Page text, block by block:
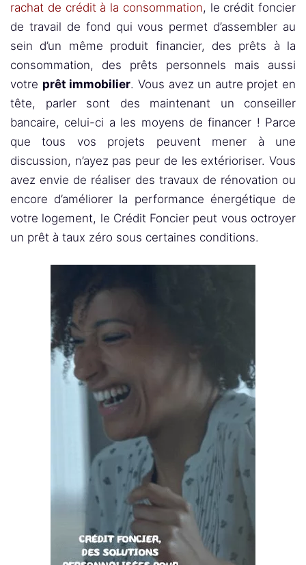
rachat de crédit à la consommation, le crédit foncier
de travail de fond qui vous permet d’assembler au
sein d’un même produit financier, des prêts à la
consommation, des prêts personnels mais aussi
votre prêt immobilier. Vous avez un autre projet en
tête, parler sont des maintenant un conseiller
bancaire, celui-ci a les moyens de financer ! Parce
que tous vos projets peuvent mener à une
discussion, n’ayez pas peur de les extérioriser. Vous
avez envie de réaliser des travaux de rénovation ou
encore d’améliorer la performance énergétique de
votre logement, le Crédit Foncier peut vous octroyer
un prêt à taux zéro sous certaines conditions.